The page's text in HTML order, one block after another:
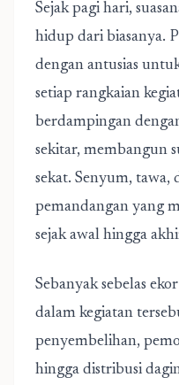
Sejak pagi hari,
hidup dari biasanya.
dengan antusias
setiap rangkaian
berdampingan
sekitar, membangun
sekat. Senyum,
pemandangan yang
sejak awal hingga
Sebanyak sebelas
dalam kegiatan
penyembelihan,
hingga distribusi